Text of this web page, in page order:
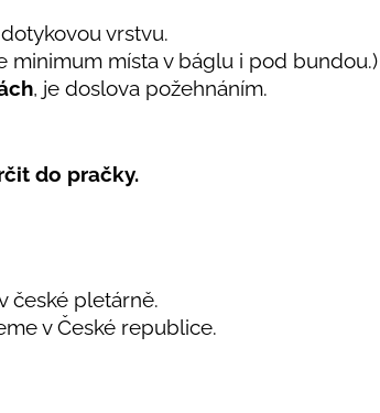
vrstvu.
minimum místa v báglu i pod bundou.)
, je doslova požehnáním.
do pračky.
české pletárně.
v České republice.